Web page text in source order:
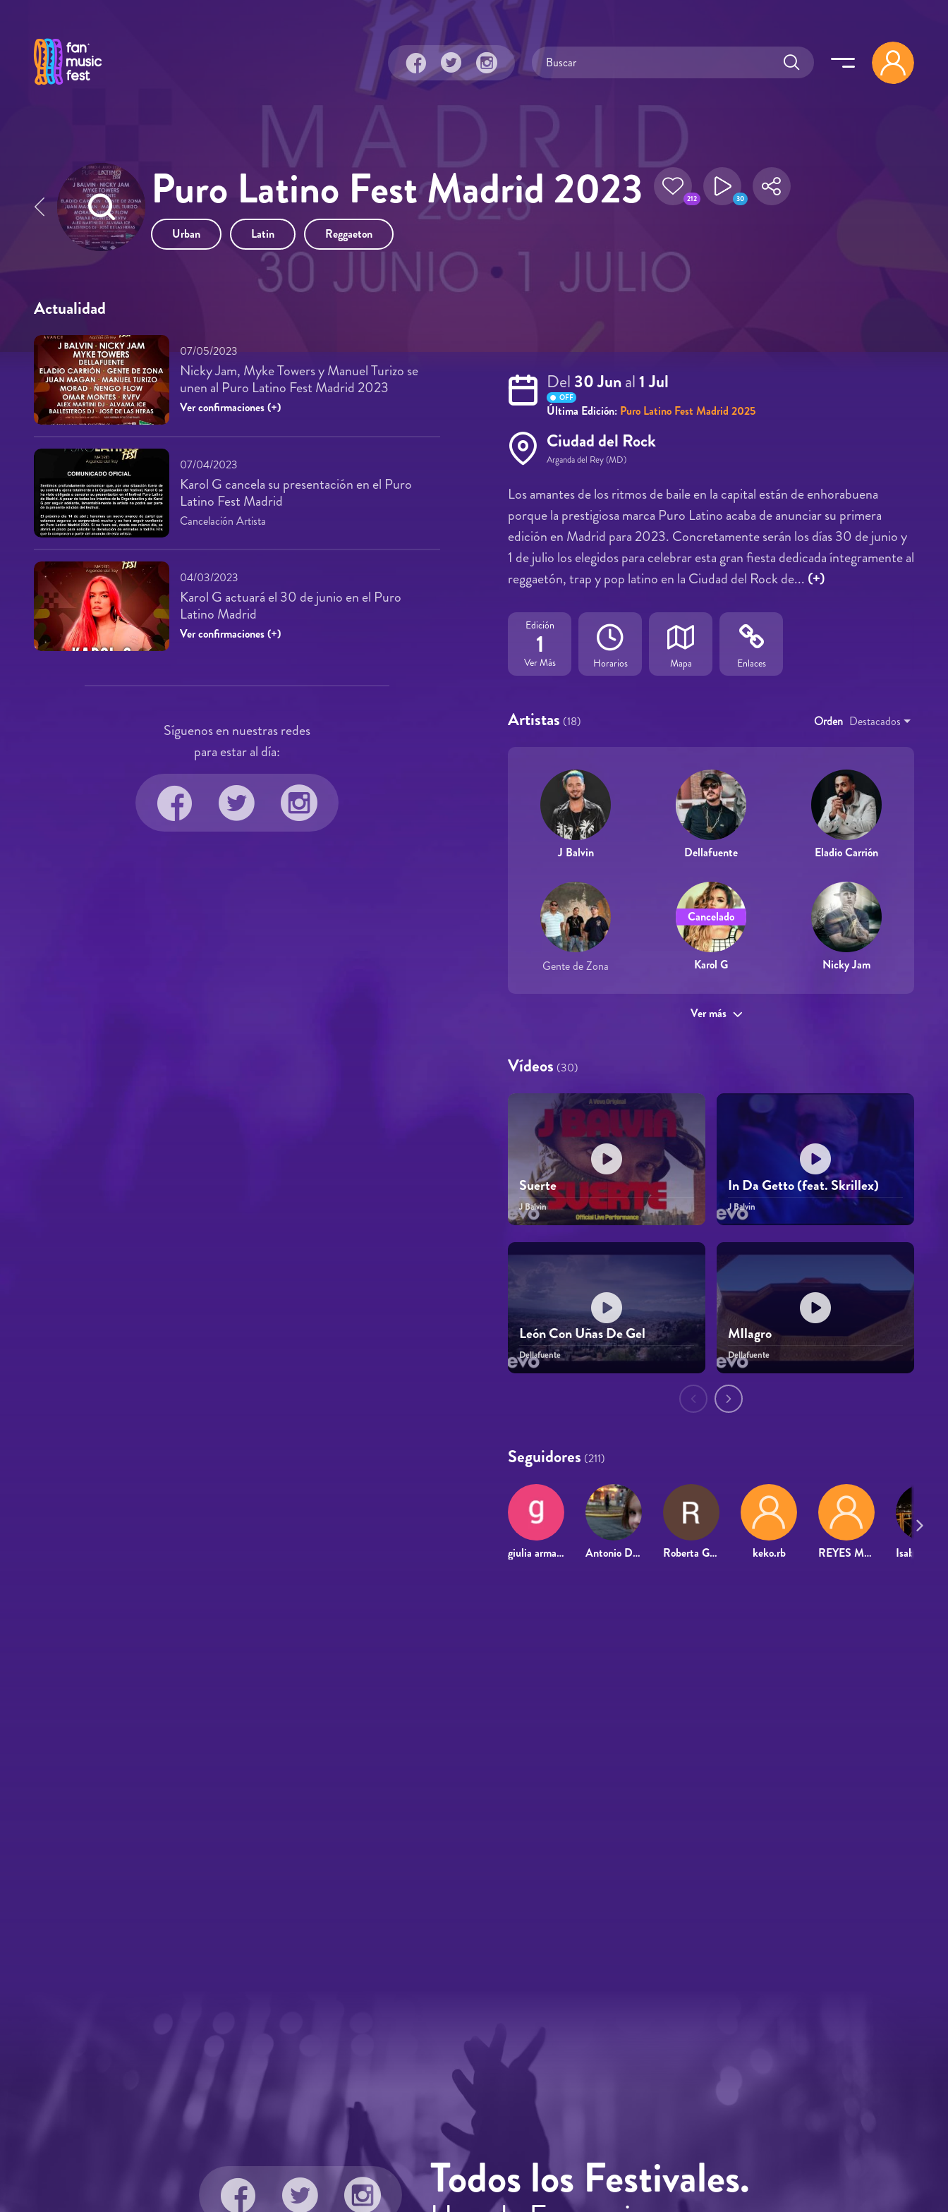
Puro Latino Fest Madrid 2023 212 30
Urban Latin Reggaeton
Del 30 Junal1 Jul
OFF
Última Edición: Puro Latino Fest Madrid 2025
Ciudad del Rock
Arganda del Rey (MD)
Los amantes de los ritmos de baile en la capital están de enhorabuena
porque la prestigiosa marca Puro Latino acaba de anunciar su primera
edición en Madrid para 2023. Concretamente serán los días 30 de junio y
1 de julio los elegidos para celebrar esta gran fiesta dedicada íntegramente al
reggaetón, trap y pop latino en la Ciudad del Rock de... (+)
Edición
1
Ver Más Horarios Mapa Enlaces
Artistas (18) Orden Destacados
J Balvin Dellafuente Eladio Carrión
Gente de Zona
Cancelado
Karol G Nicky Jam
Ver más
Vídeos (30)
Suerte
J Balvin
In Da Getto (feat. Skrillex)
J Balvin
León Con Uñas De Gel
Dellafuente
MIlagro
Dellafuente
Seguidores (211)
giulia armando Antonio David Tercero Ruiz-Peinado Roberta Gatea keko.rb REYES MORENO MUÑOZ
Actualidad
07/05/2023
Nicky Jam, Myke Towers y Manuel Turizo se
unen al Puro Latino Fest Madrid 2023
Ver confirmaciones (+)
07/04/2023
Karol G cancela su presentación en el Puro
Latino Fest Madrid
Cancelación Artista
04/03/2023
Karol G actuará el 30 de junio en el Puro
Latino Madrid
Ver confirmaciones (+)
Síguenos en nuestras redes
para estar al día:
Todos los Festivales.